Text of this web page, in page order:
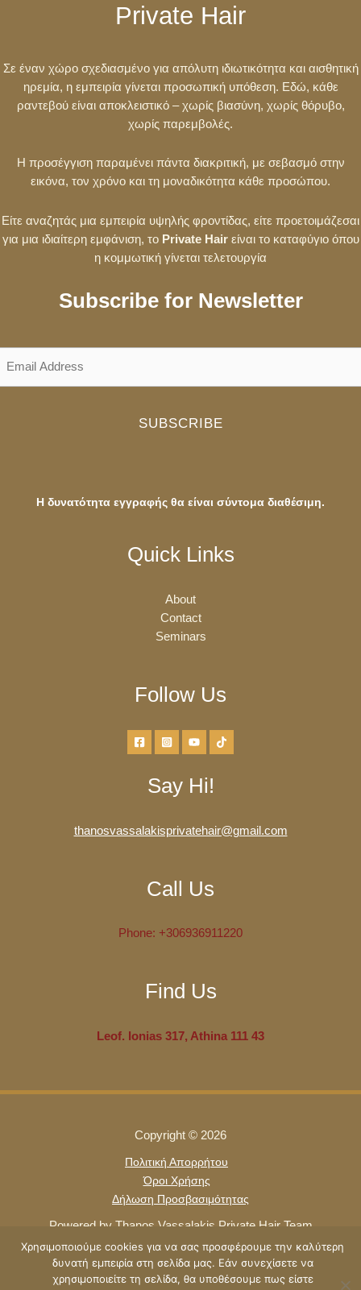
Private Hair
Σε έναν χώρο σχεδιασμένο για απόλυτη ιδιωτικότητα και αισθητική
ηρεμία, η εμπειρία γίνεται προσωπική υπόθεση. Εδώ, κάθε
ραντεβού είναι αποκλειστικό – χωρίς βιασύνη, χωρίς θόρυβο,
χωρίς παρεμβολές.
Η προσέγγιση παραμένει πάντα διακριτική, με σεβασμό στην
εικόνα, τον χρόνο και τη μοναδικότητα κάθε προσώπου.
Είτε αναζητάς μια εμπειρία υψηλής φροντίδας, είτε προετοιμάζεσαι
για μια ιδιαίτερη εμφάνιση, το Private Hairείναι το καταφύγιο όπου
η κομμωτική γίνεται τελετουργία
Subscribe for Newsletter
SUBSCRIBE
Η δυνατότητα εγγραφής θα είναι σύντομα διαθέσιμη.
Quick Links
About
Contact
Seminars
Follow Us
Say Hi!
thanosvassalakisprivatehair@gmail.com
Call Us
Phone: +306936911220
Find Us
Leof. Ionias 317, Athina 111 43
Copyright © 2026
Πολιτική Απορρήτου
Όροι Χρήσης
Δήλωση Προσβασιμότητας
Powered by Thanos Vassalakis Private Hair Team
Χρησιμοποιούμε cookies για να σας προσφέρουμε την καλύτερη
δυνατή εμπειρία στη σελίδα μας. Εάν συνεχίσετε να
χρησιμοποιείτε τη σελίδα, θα υποθέσουμε πως είστε